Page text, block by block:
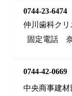
0744-23-6474
仲川歯科クリ
固定電話
0744-42-0669
中央商事建材